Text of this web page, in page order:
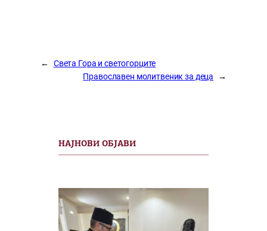
←
Света Гора и светогорците
Православен молитвеник за деца
→
НАЈНОВИ ОБЈАВИ